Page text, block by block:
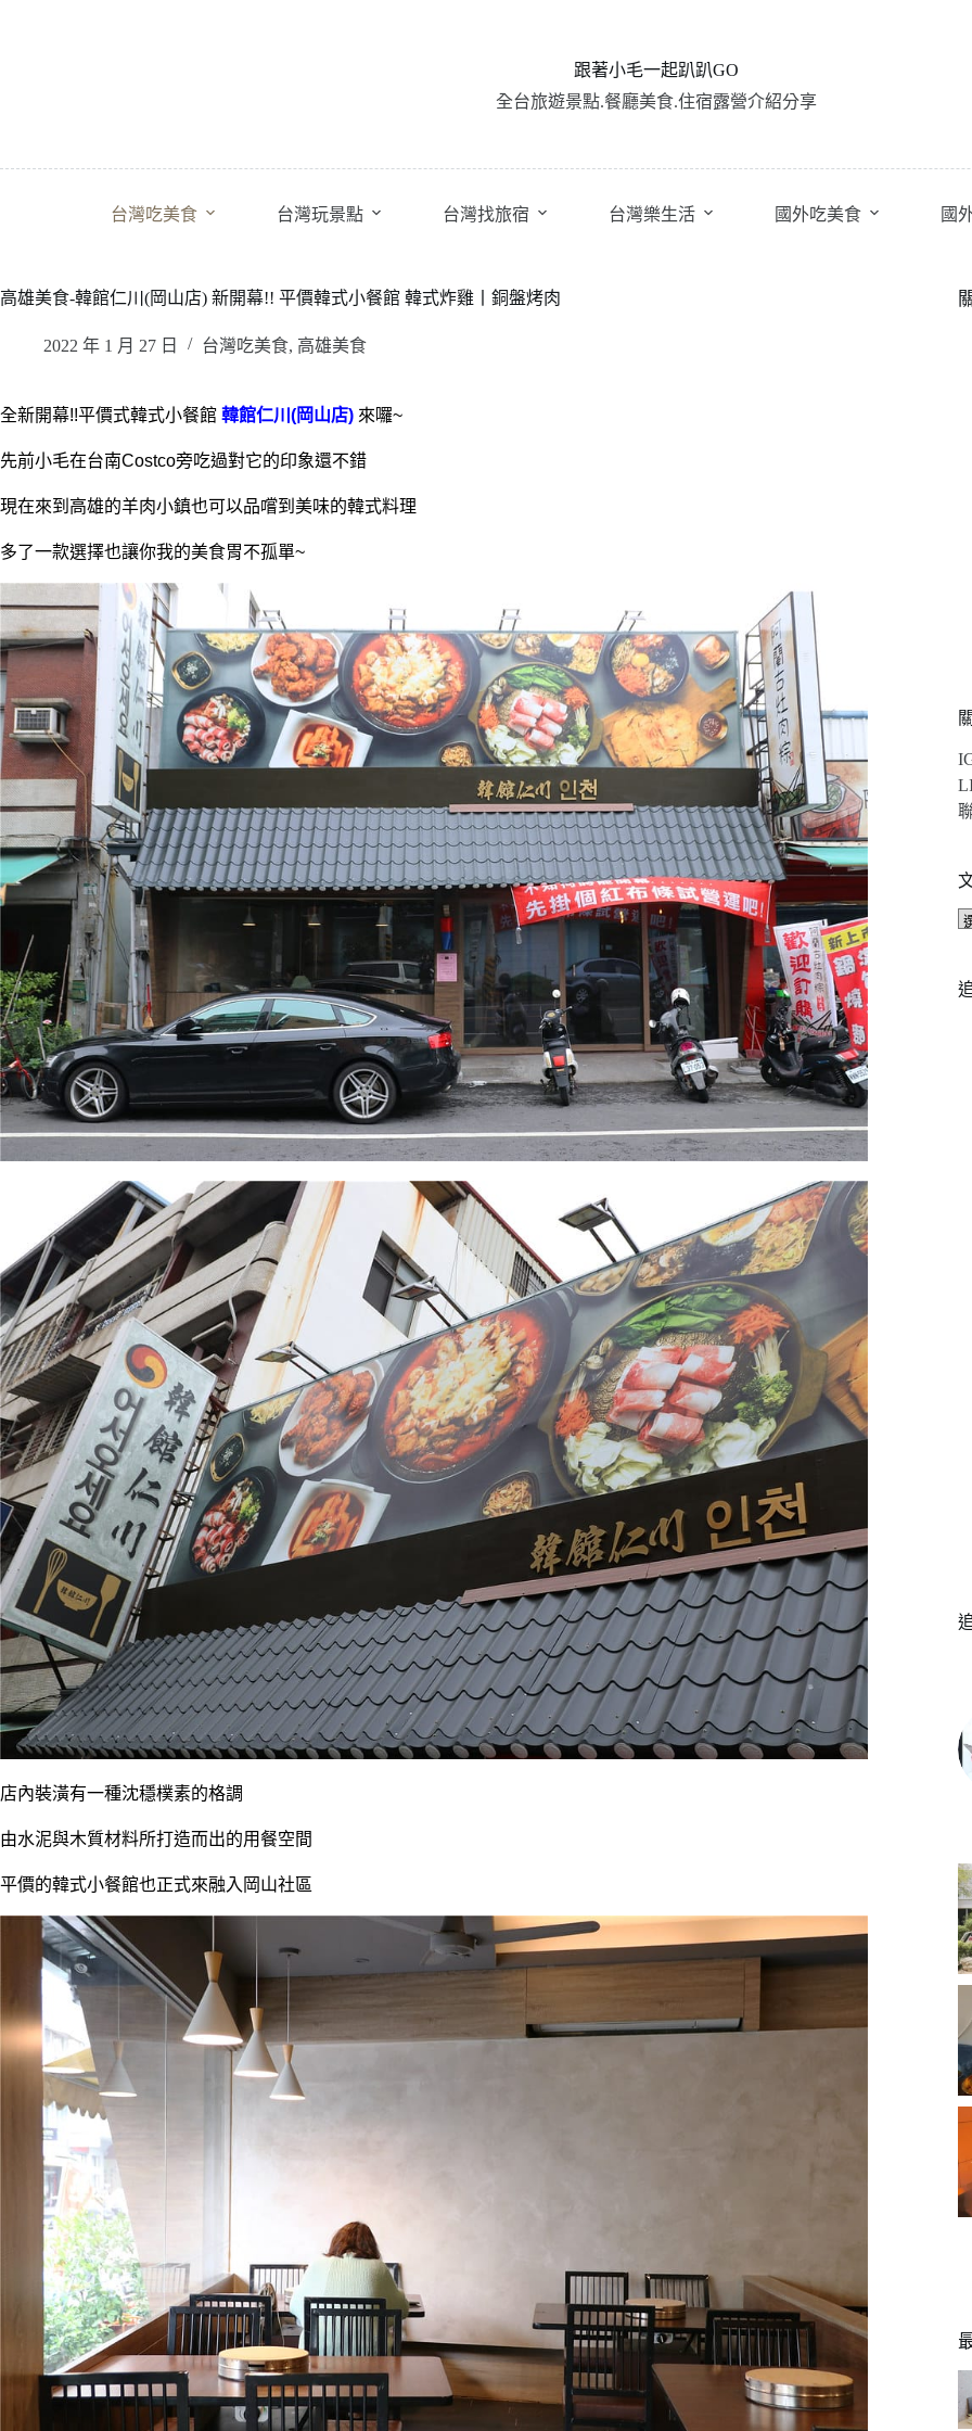
跟著小毛一起趴趴GO
全台旅遊景點.餐廳美食.住宿露營介紹分享
台灣吃美食 台灣玩景點 台灣找旅宿 台灣樂生活 國外吃美食 國
高雄美食-韓館仁川(岡山店) 新開幕!! 平價韓式小餐館 韓式炸雞丨銅盤烤肉
2022 年 1 月 27 日 台灣吃美食, 高雄美食
全新開幕!!平價式韓式小餐館 韓館仁川(岡山店) 來囉~
先前小毛在台南Costco旁吃過對它的印象還不錯
現在來到高雄的羊肉小鎮也可以品嚐到美味的韓式料理
多了一款選擇也讓你我的美食胃不孤單~
店內裝潢有一種沈穩樸素的格調
由水泥與木質材料所打造而出的用餐空間
平價的韓式小餐館也正式來融入岡山社區